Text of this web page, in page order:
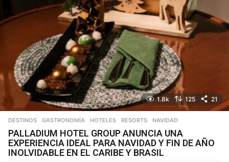
1.8k 125 21
DESTINOS ,GASTRONOMÍA ,HOTELES ,RESORTS NAVIDAD
PALLADIUM HOTEL GROUP ANUNCIA UNA
EXPERIENCIA IDEAL PARA NAVIDAD Y FIN DE AÑO
INOLVIDABLE EN EL CARIBE Y BRASIL